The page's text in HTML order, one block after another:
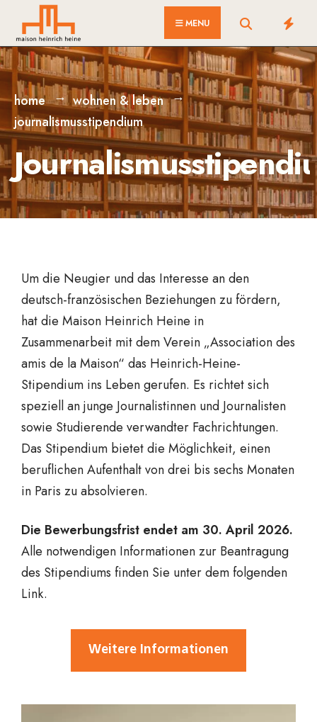
MENU
home
wohnen & leben
journalismusstipendium
Um die Neugier und das Interesse an den
deutsch-französischen Beziehungen zu fördern,
hat die Maison Heinrich Heine in
Zusammenarbeit mit dem Verein „Association des
amis de la Maison“ das Heinrich-Heine-
Stipendium ins Leben gerufen. Es richtet sich
speziell an junge Journalistinnen und Journalisten
sowie Studierende verwandter Fachrichtungen.
Das Stipendium bietet die Möglichkeit, einen
beruflichen Aufenthalt von drei bis sechs Monaten
in Paris zu absolvieren.
Die Bewerbungsfrist endet am 30. April 2026.
Alle notwendigen Informationen zur Beantragung
des Stipendiums finden Sie unter dem folgenden
Link.
Weitere Informationen